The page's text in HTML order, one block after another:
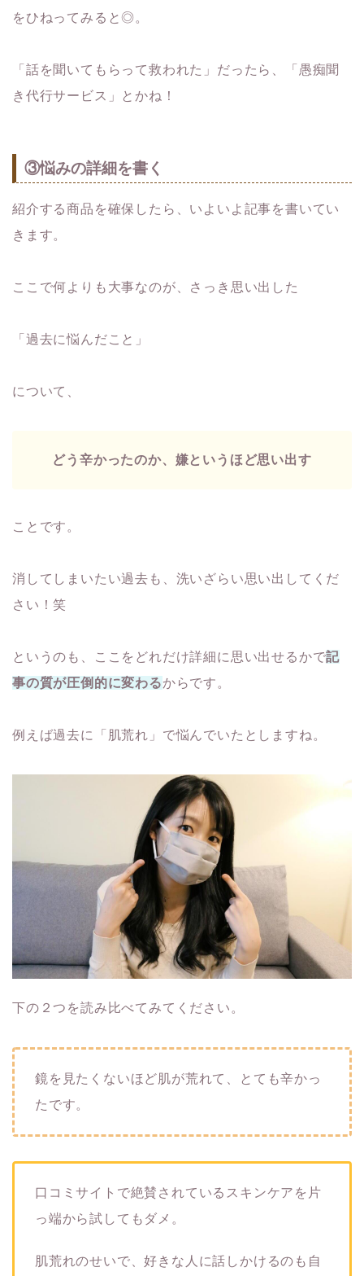
をひねってみると◎。
「話を聞いてもらって救われた」だったら、「愚痴聞
き代行サービス」とかね！
③悩みの詳細を書く
紹介する商品を確保したら、いよいよ記事を書いてい
きます。
ここで何よりも大事なのが、さっき思い出した
「過去に悩んだこと」
について、
どう辛かったのか、嫌というほど思い出す
ことです。
消してしまいたい過去も、洗いざらい思い出してくだ
さい！笑
というのも、ここをどれだけ詳細に思い出せるかで記
事の質が圧倒的に変わるからです。
例えば過去に「肌荒れ」で悩んでいたとしますね。
下の２つを読み比べてみてください。
鏡を見たくないほど肌が荒れて、とても辛かっ
たです。
口コミサイトで絶賛されているスキンケアを片
っ端から試してもダメ。
肌荒れのせいで、好きな人に話しかけるのも自